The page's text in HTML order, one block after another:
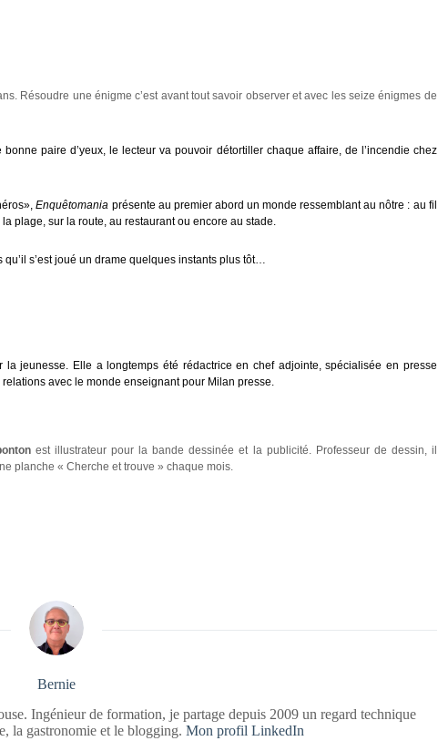
Résoudre une énigme c’est avant tout savoir observer et avec les seize énigmes de
paire d’yeux, le lecteur va pouvoir détortiller chaque affaire, de l’incendie chez
Enquêtomania présente au premier abord un monde ressemblant au nôtre : au fil
plage, sur la route, au restaurant ou encore au stade.
s’est joué un drame quelques instants plus tôt…
la jeunesse. Elle a longtemps été rédactrice en chef adjointe, spécialisée en presse
avec le monde enseignant pour Milan presse.
est illustrateur pour la bande dessinée et la publicité. Professeur de dessin, il
planche « Cherche et trouve » chaque mois.
Bernie
Ingénieur de formation, je partage depuis 2009 un regard technique
la gastronomie et le blogging.Mon profil LinkedIn